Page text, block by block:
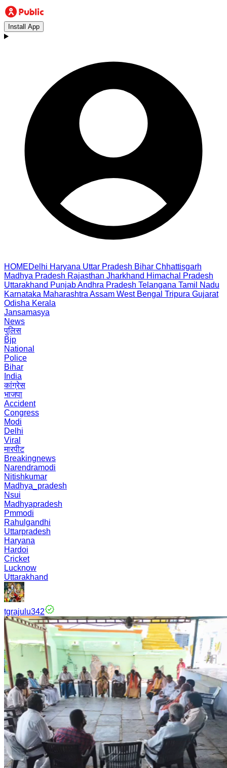
Install App
HOMEDelhi Haryana Uttar Pradesh Bihar Chhattisgarh
Madhya Pradesh Rajasthan Jharkhand Himachal Pradesh
Uttarakhand PunjabAndhra Pradesh Telangana Tamil Nadu
Karnataka Maharashtra Assam West Bengal Tripura Gujarat
Odisha Kerala
Jansamasya
News
पुलिस
Bjp
National
Police
Bihar
India
कांग्रेस
भाजपा
Accident
Congress
Modi
Delhi
Viral
मारपीट
Breakingnews
Narendramodi
Nitishkumar
Madhya_pradesh
Nsui
Madhyapradesh
Pmmodi
Rahulgandhi
Uttarpradesh
Haryana
Hardoi
Cricket
Lucknow
Uttarakhand
tgrajulu342